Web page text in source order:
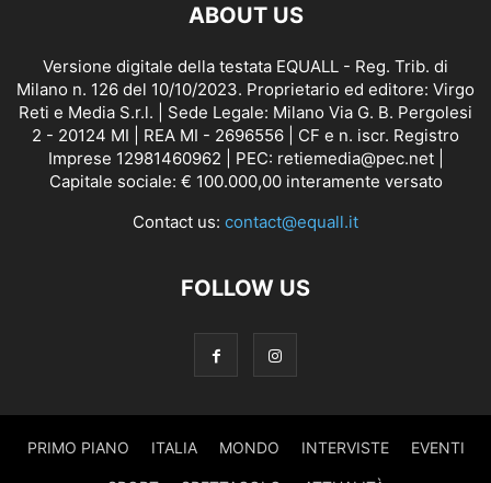
ABOUT US
Versione digitale della testata EQUALL - Reg. Trib. di
Milano n. 126 del 10/10/2023. Proprietario ed editore: Virgo
Reti e Media S.r.l. | Sede Legale: Milano Via G. B. Pergolesi
2 - 20124 MI | REA MI - 2696556 | CF e n. iscr. Registro
Imprese 12981460962 | PEC: retiemedia@pec.net |
Capitale sociale: € 100.000,00 interamente versato
Contact us: contact@equall.it
FOLLOW US
PRIMO PIANO ITALIA MONDO INTERVISTE EVENTI